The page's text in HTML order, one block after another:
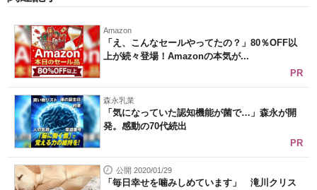
Amazon
「え、こんなセールやってたの？」80％OFF以
上が続々登場！Amazonの本気が...
PR
森永乳業
「気になっていた認知機能が菌で…」森永が開
発。感動の70代続出
PR
公開 2020/01/29
「毎日幸せを噛みしめています」 滝川クリス